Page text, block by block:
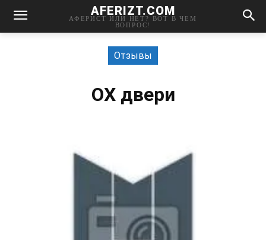
AFERIZT.COM
АФЕРИСТ ИЛИ НЕТ? ВОТ В ЧЕМ
ВОПРОС!
Отзывы
ОХ двери